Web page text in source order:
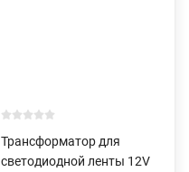
Трансформатор для
светодиодной ленты 12V